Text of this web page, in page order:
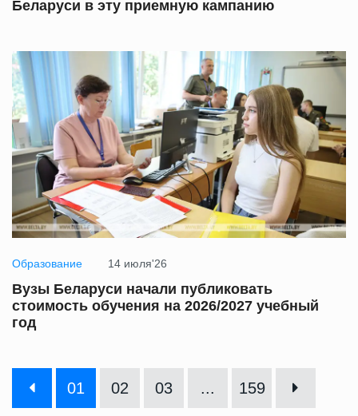
Беларуси в эту приемную кампанию
Образование 14 июля'26
Вузы Беларуси начали публиковать
стоимость обучения на 2026/2027 учебный
год
01 02 03 ... 159